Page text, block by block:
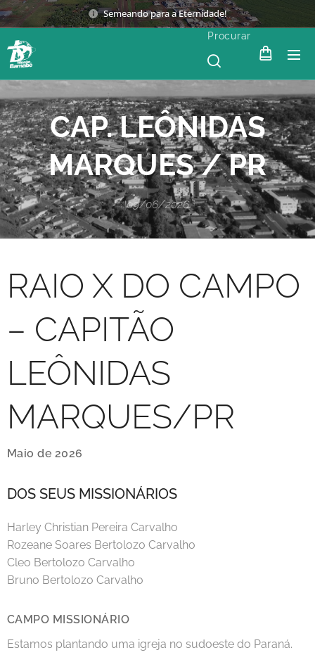
Semeando para a Eternidade!
Procurar
CAP. LEÔNIDAS
MARQUES / PR
09/06/2026
RAIO X DO CAMPO
– CAPITÃO
LEÔNIDAS
MARQUES/PR
Maio de 2026
DOS SEUS MISSIONÁRIOS
Harley Christian Pereira Carvalho
Rozeane Soares Bertolozo Carvalho
Cleo Bertolozo Carvalho
Bruno Bertolozo Carvalho
CAMPO MISSIONÁRIO
Estamos plantando uma igreja no sudoeste do Paraná.